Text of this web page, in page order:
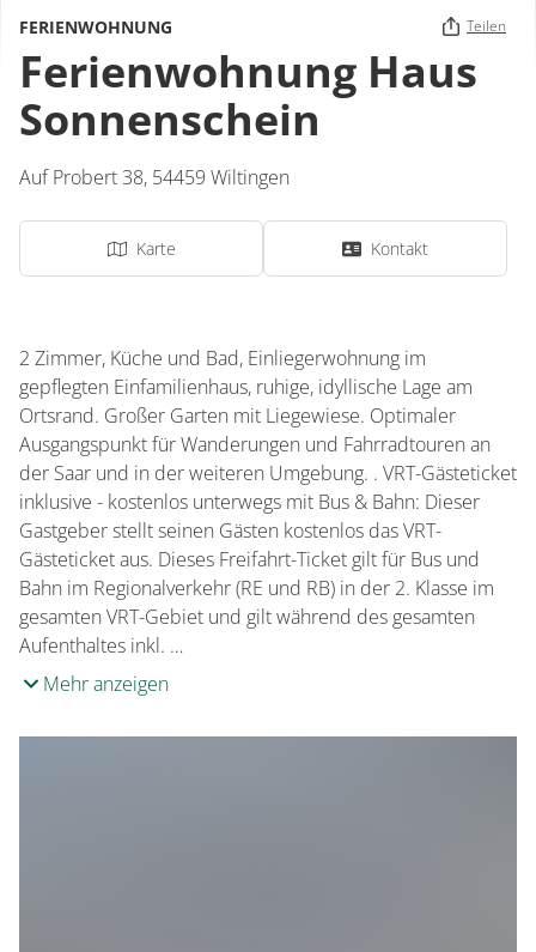
FERIENWOHNUNG Teilen
Ferienwohnung Haus
Sonnenschein
Auf Probert 38, 54459 Wiltingen
Karte Kontakt
2 Zimmer, Küche und Bad, Einliegerwohnung im
gepflegten Einfamilienhaus, ruhige, idyllische Lage am
Ortsrand. Großer Garten mit Liegewiese. Optimaler
Ausgangspunkt für Wanderungen und Fahrradtouren an
der Saar und in der weiteren Umgebung. . VRT-Gästeticket
inklusive - kostenlos unterwegs mit Bus & Bahn: Dieser
Gastgeber stellt seinen Gästen kostenlos das VRT-
Gästeticket aus. Dieses Freifahrt-Ticket gilt für Bus und
Bahn im Regionalverkehr (RE und RB) in der 2. Klasse im
gesamten VRT-Gebiet und gilt während des gesamten
Aufenthaltes inkl. …
Mehr anzeigen